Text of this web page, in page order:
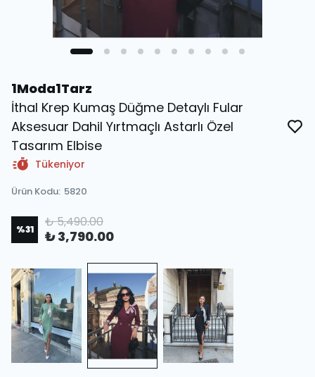
1Moda1Tarz
İthal Krep Kumaş Düğme Detaylı Fular
Aksesuar Dahil Yırtmaçlı Astarlı Özel
Tasarım Elbise
Tükeniyor
Ürün Kodu: 5820
%31 ₺ 5,490.00
₺ 3,790.00